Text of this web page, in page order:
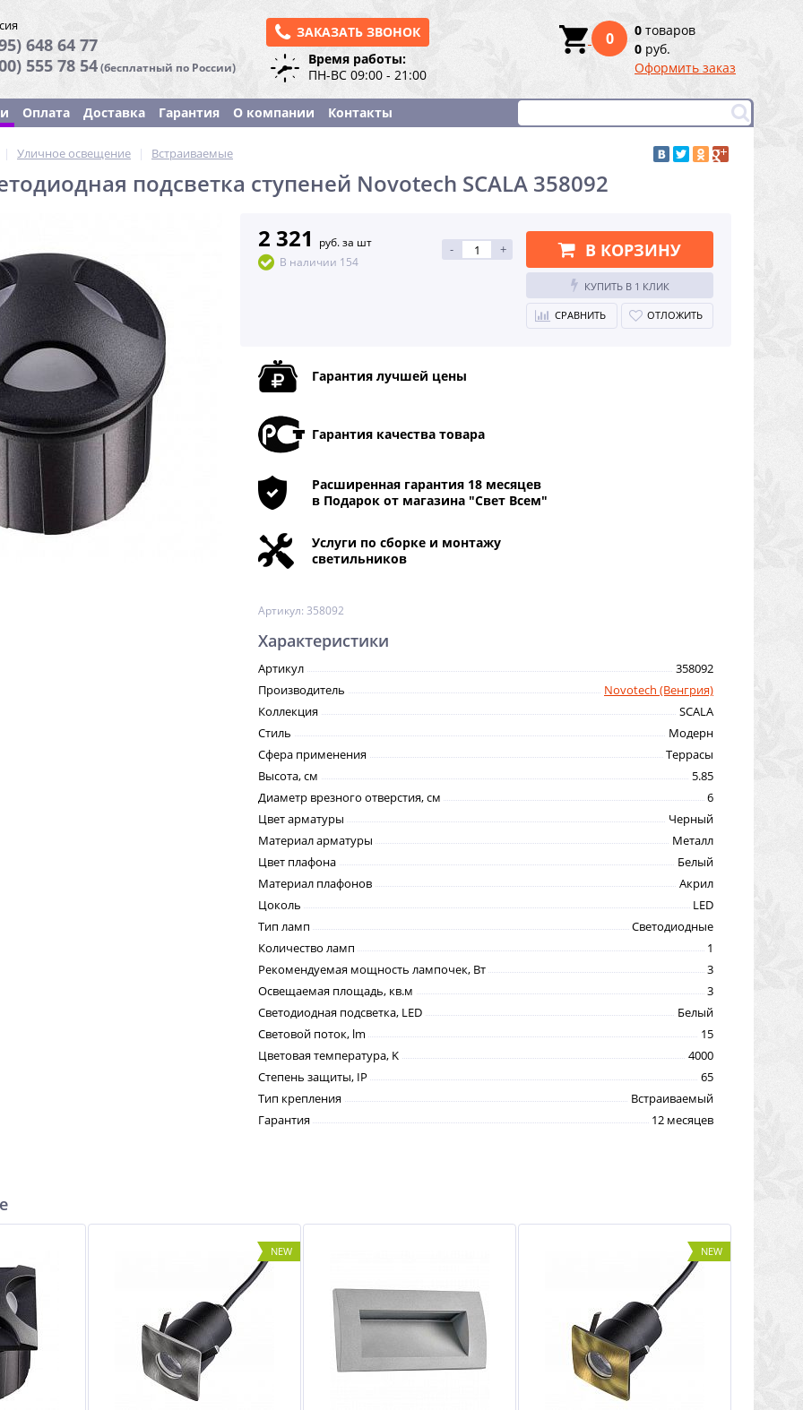
648 64 77
555 78 54(бесплатный по России)
ЗАКАЗАТЬ ЗВОНОК
Время работы:
ПН-ВС 09:00 - 21:00
0 0 товаров
0 руб.
Оформить заказ
Оплата Доставка Гарантия О компании Контакты
NEW
-50%
| Уличное освещение | Встраиваемые
подсветка ступеней Novotech SCALA 358092
2 321
руб. за шт
В наличии 154
- + В КОРЗИНУ
КУПИТЬ В 1 КЛИК
СРАВНИТЬ ОТЛОЖИТЬ
Гарантия лучшей цены
Гарантия качества товара
Расширенная гарантия 18 месяцев
в Подарок от магазина "Свет Всем"
Услуги по сборке и монтажу
светильников
Артикул: 358092
Характеристики
Артикул
358092
Производитель
Novotech (Венгрия)
Коллекция
SCALA
Стиль
Модерн
Сфера применения
Террасы
Высота, см
5.85
Диаметр врезного отверстия, см
6
Цвет арматуры
Черный
Материал арматуры
Металл
Цвет плафона
Белый
Материал плафонов
Акрил
Цоколь
LED
Тип ламп
Светодиодные
Количество ламп
1
Рекомендуемая мощность лампочек, Вт
3
Освещаемая площадь, кв.м
3
Светодиодная подсветка, LED
Белый
Световой поток, lm
15
Цветовая температура, K
4000
Степень защиты, IP
65
Тип крепления
Встраиваемый
Гарантия
12 месяцев
NEW NEW